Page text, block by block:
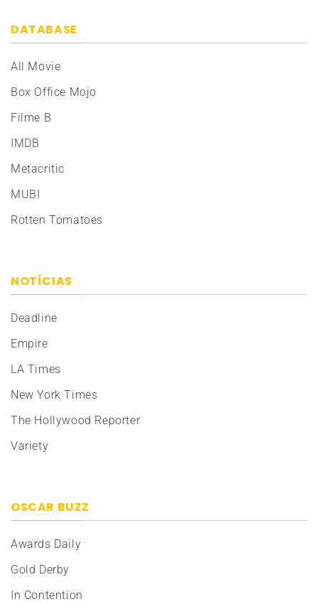
DATABASE
All Movie
Box Office Mojo
Filme B
IMDB
Metacritic
MUBI
Rotten Tomatoes
NOTÍCIAS
Deadline
Empire
LA Times
New York Times
The Hollywood Reporter
Variety
OSCAR BUZZ
Awards Daily
Gold Derby
In Contention